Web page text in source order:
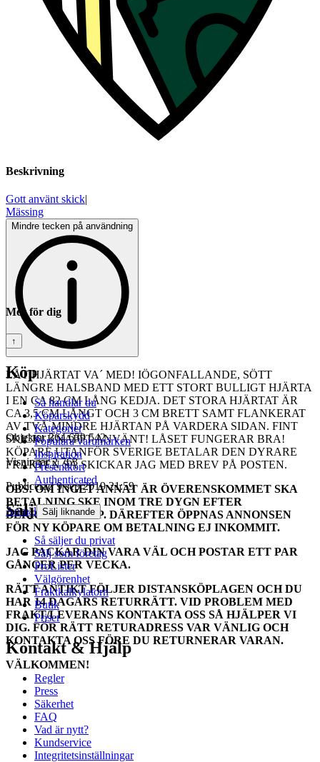
Beskrivning
Gott använt skick|
Mässing
Mindre tecken på användning
LÅT HJÄRTAT VA´ MED! IÖGONFALLANDE, SÖTT
LÄNGRE HALSBAND MED ETT STORT BULLIGT HJÄRTA
I EN CA 82 CM LÅNG KEDJA. DET STORA HJÄRTAT ÄR
CA 3,5 CM LÅNGT OCH 3 CM BRETT SAMT FLANKERAT
AV TVÅ MINDRE HJÄRTAN PÅ VARDERA SIDAN. FINT
SKICK! KNAPPT ANVÄNT! LÅSET FUNGERAR BRA!
KÖPARE UTANFÖR SVERIGE BETALAR DEN DYRARE
FRAKTEN SÅ SKICKAR JAG MED BREV PÅ POSTEN.
OBS! OM INGET ANNAT ÄR ÖVERENSKOMMET SKA
BETALNING SKE INOM TRE DYGN EFTER
BEKRÄFTAT KÖP. DÄREFTER ÖPPNAS ANNONSEN
FÖR NY KÖPARE OM BETALNING EJ INKOMMIT.
JAG PACKAR DIN VARA VÄL OCH POSTAR ETT PAR
GÅNGER PER VECKA.
RÄTT ANTIKT FÖLJER DISTANSKÖPLAGEN OCH DU
HAR 14 DAGARS RETURRÄTT. VID PROBLEM MED
FRAKT/LEVERANS KONTAKTA OSS SÅ HJÄLPER VI
DIG. FÖR RÄTT RETURADRESS VAR VÄNLIG OCH
KONTAKTA OSS FÖRE DU RETURNERAR VARAN.
VÄLKOMMEN!
Objektnr 364 639 542
Visningar 2 763
Publicerad 9 sep 2019 21:59
Anmäl Sälj liknande
Mer för dig
↑
Köp
Så handlar du
Köparskydd
Kategorier
Populära varumärken
Inspiration
Presentkort
Authenticated
Sälj
Så säljer du privat
Sälj som företag
ProLister
Välgörenhet
Fraktkalkylatorn
Butik
Priser
Kontakt & Hjälp
Regler
Press
Säkerhet
FAQ
Vad är nytt?
Kundservice
Integritetsinställningar